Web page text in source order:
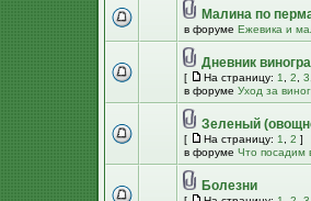
Малина по
в форуме Ежевика и
Дневник
[ На страницу: 1 2 3
в форуме Уход за
Зеленый
[ На страницу: 1 2 ]
в форуме Что посадим
Болезни